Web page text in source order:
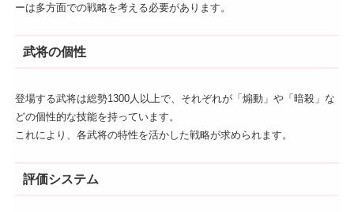
ーは多方面での戦略を考える必要があります。
武将の個性
登場する武将は総勢1300人以上で、それぞれが「煽動」や「暗殺」な
どの個性的な技能を持っています。
これにより、各武将の特性を活かした戦略が求められます。
評価システム